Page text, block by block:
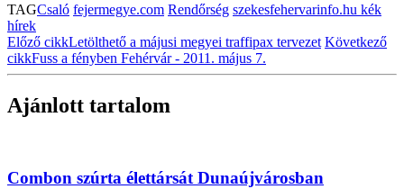
TAGCsaló fejermegye.com Rendőrség szekesfehervarinfo.hu kék
hírek
Előző cikkLetölthető a májusi megyei traffipax tervezet Következő
cikkFuss a fényben Fehérvár - 2011. május 7.
Ajánlott tartalom
Combon szúrta élettársát Dunaújvárosban